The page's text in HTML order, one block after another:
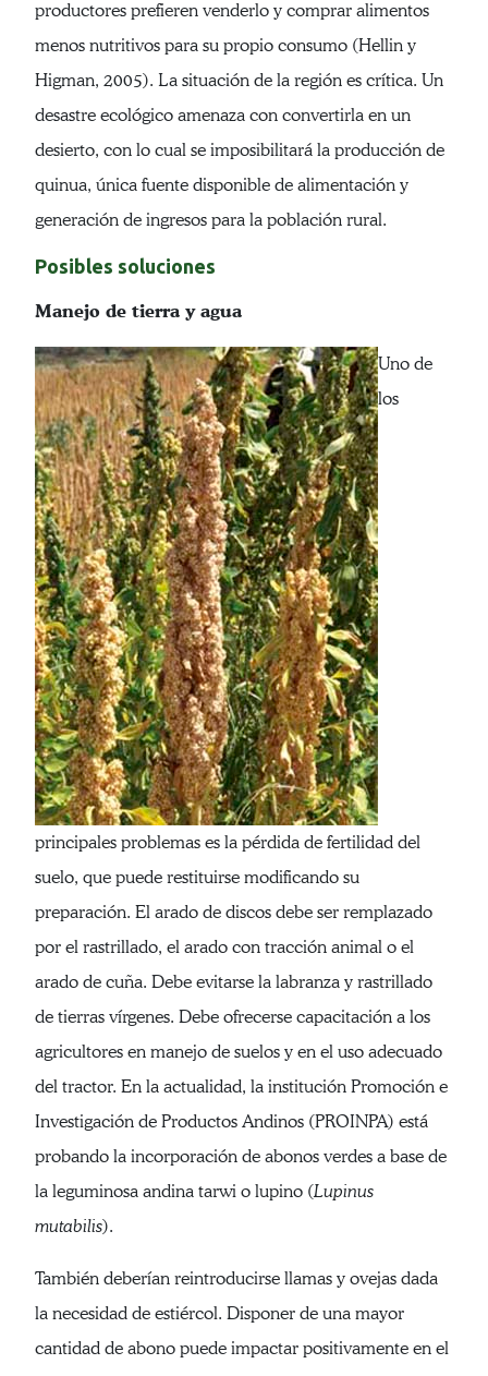
productores prefieren venderlo y comprar alimentos
menos nutritivos para su propio consumo (Hellin y
Higman, 2005). La situación de la región es crítica. Un
desastre ecológico amenaza con convertirla en un
desierto, con lo cual se imposibilitará la producción de
quinua, única fuente disponible de alimentación y
generación de ingresos para la población rural.
Posibles soluciones
Manejo de tierra y agua
Uno de
los
principales problemas es la pérdida de fertilidad del
suelo, que puede restituirse modificando su
preparación. El arado de discos debe ser remplazado
por el rastrillado, el arado con tracción animal o el
arado de cuña. Debe evitarse la labranza y rastrillado
de tierras vírgenes. Debe ofrecerse capacitación a los
agricultores en manejo de suelos y en el uso adecuado
del tractor. En la actualidad, la institución Promoción e
Investigación de Productos Andinos (PROINPA) está
probando la incorporación de abonos verdes a base de
la leguminosa andina tarwi o lupino (Lupinus
mutabilis).
También deberían reintroducirse llamas y ovejas dada
la necesidad de estiércol. Disponer de una mayor
cantidad de abono puede impactar positivamente en el